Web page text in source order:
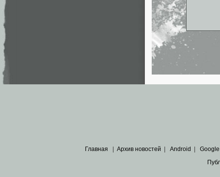
Главная Архив новостей Android Google